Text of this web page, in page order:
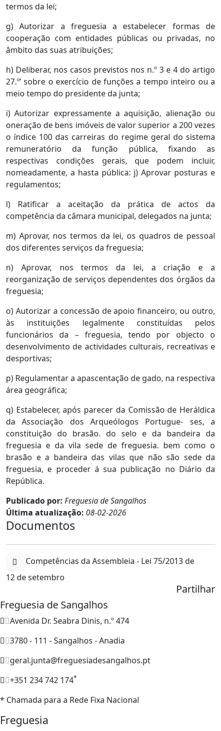
termos da lei;
g) Autorizar a freguesia a estabelecer formas de
cooperação com entidades públicas ou privadas, no
âmbito das suas atribuições;
h) Deliberar, nos casos previstos nos n.º 3 e 4 do artigo
27.º’ sobre o exercício de funções a tempo inteiro ou a
meio tempo do presidente da junta;
i) Autorizar expressamente a aquisição, alienação ou
oneração de bens imóveis de valor superior a 200 vezes
o índice 100 das carreiras do regime geral do sistema
remuneratório da função pública, fixando as
respectivas condições gerais, que podem incluir,
nomeadamente, a hasta pública: j) Aprovar posturas e
regulamentos;
l) Ratificar a aceitação da prática de actos da
competência da câmara municipal, delegados na junta;
m) Aprovar, nos termos da lei, os quadros de pessoal
dos diferentes serviços da freguesia;
n) Aprovar, nos termos da lei, a criação e a
reorganização de serviços dependentes dos órgãos da
freguesia;
o) Autorizar a concessão de apoio financeiro, ou outro,
às instituições legalmente constituídas pelos
funcionários da – freguesia, tendo por objecto o
desenvolvimento de actividades culturais, recreativas e
desportivas;
p) Regulamentar a apascentação de gado, na respectiva
área geográfica;
q) Estabelecer, após parecer da Comissão de Heráldica
da Associação dos Arqueólogos Portugue- ses, a
constituição do brasão. do selo e da bandeira da
freguesia e da vila sede de freguesia. bem como o
brasão e a bandeira das vilas que não são sede da
freguesia, e proceder á sua publicação no Diário da
República.
Publicado por: Freguesia de Sangalhos
Última atualização: 08-02-2026
Documentos
Competências da Assembleia - Lei 75/2013 de
12 de setembro
Partilhar
Freguesia de Sangalhos
Avenida Dr. Seabra Dinis, n.º 474
3780 - 111 - Sangalhos - Anadia
geral.junta@freguesiadesangalhos.pt
+351 234 742 174*
* Chamada para a Rede Fixa Nacional
Freguesia